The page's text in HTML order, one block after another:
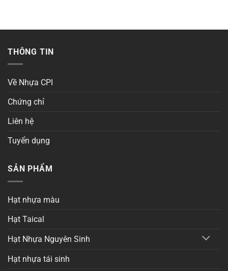
THÔNG TIN
Về Nhựa CPI
Chứng chỉ
Liên hệ
Tuyển dụng
SẢN PHẨM
Hạt nhựa màu
Hạt Taical
Hạt Nhựa Nguyên Sinh
Hạt nhựa tái sinh